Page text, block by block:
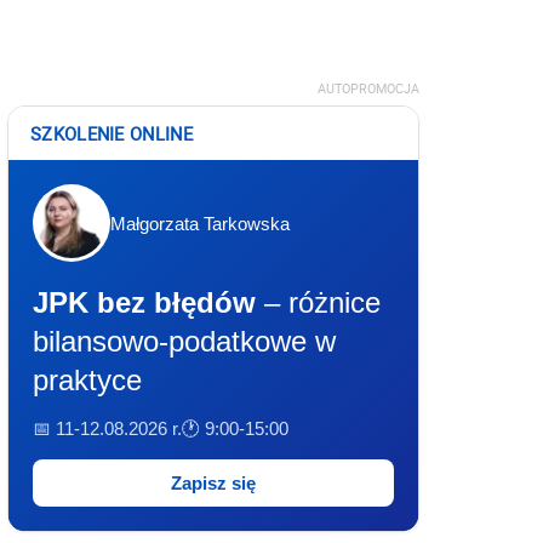
AUTOPROMOCJA
SZKOLENIE ONLINE
Małgorzata Tarkowska
JPK bez błędów – różnice
bilansowo-podatkowe w
praktyce
📅 11-12.08.2026 r.🕐 9:00-15:00
Zapisz się